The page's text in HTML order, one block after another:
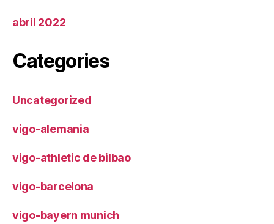
abril 2022
Categories
Uncategorized
vigo-alemania
vigo-athletic de bilbao
vigo-barcelona
vigo-bayern munich